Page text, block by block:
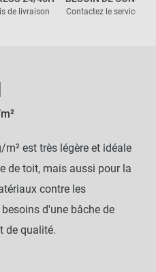
de livraison Contactez le service
est très légère et idéale
de toit, mais aussi pour la
contre les
d'une bâche de
de qualité.